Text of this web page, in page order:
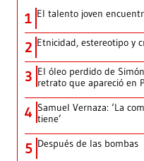
1 El talento joven
2 Etnicidad, estereotipo y
3 El óleo perdido de
retrato que apareció en
4 Samuel Vernaza: ‘La
tiene’
5 Después de las bombas